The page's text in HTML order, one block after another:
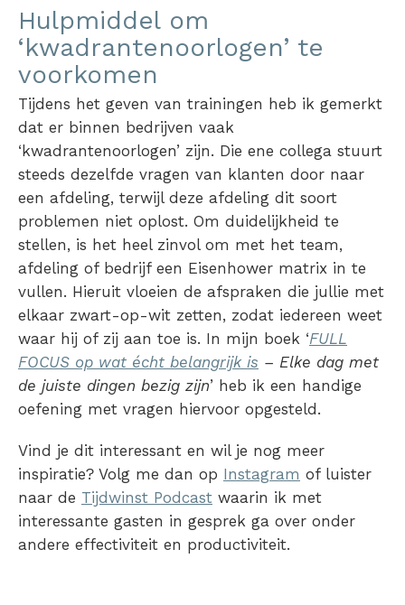
Hulpmiddel om
‘kwadrantenoorlogen’ te
voorkomen
Tijdens het geven van trainingen heb ik gemerkt
dat er binnen bedrijven vaak
‘kwadrantenoorlogen’ zijn. Die ene collega stuurt
steeds dezelfde vragen van klanten door naar
een afdeling, terwijl deze afdeling dit soort
problemen niet oplost. Om duidelijkheid te
stellen, is het heel zinvol om met het team,
afdeling of bedrijf een Eisenhower matrix in te
vullen. Hieruit vloeien de afspraken die jullie met
elkaar zwart-op-wit zetten, zodat iedereen weet
waar hij of zij aan toe is. In mijn boek ‘FULL
FOCUS op wat écht belangrijk is – Elke dag met
de juiste dingen bezig zijn’ heb ik een handige
oefening met vragen hiervoor opgesteld.
Vind je dit interessant en wil je nog meer
inspiratie? Volg me dan op Instagram of luister
naar de Tijdwinst Podcast waarin ik met
interessante gasten in gesprek ga over onder
andere effectiviteit en productiviteit.